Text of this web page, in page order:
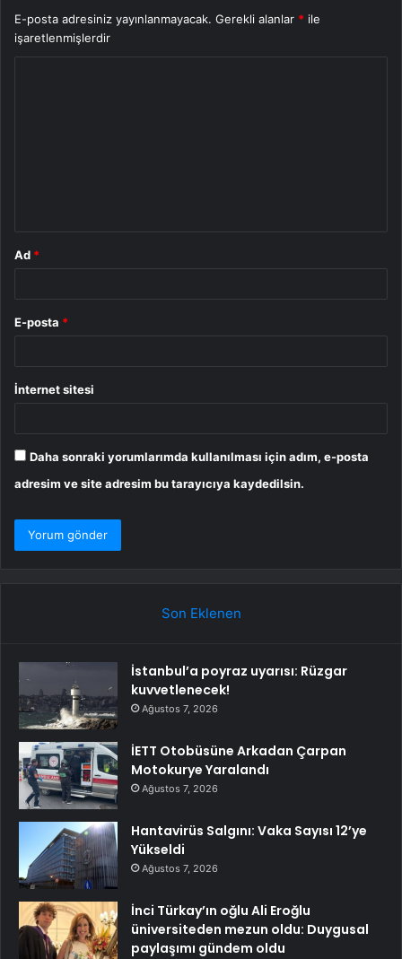
E-posta adresiniz yayınlanmayacak. Gerekli alanlar * ile
işaretlenmişlerdir
Ad *
E-posta *
İnternet sitesi
Daha sonraki yorumlarımda kullanılması için adım, e-posta
adresim ve site adresim bu tarayıcıya kaydedilsin.
Son Eklenen
İstanbul’a poyraz uyarısı: Rüzgar
kuvvetlenecek!
Ağustos 7, 2026
İETT Otobüsüne Arkadan Çarpan
Motokurye Yaralandı
Ağustos 7, 2026
Hantavirüs Salgını: Vaka Sayısı 12’ye
Yükseldi
Ağustos 7, 2026
İnci Türkay’ın oğlu Ali Eroğlu
üniversiteden mezun oldu: Duygusal
paylaşımı gündem oldu